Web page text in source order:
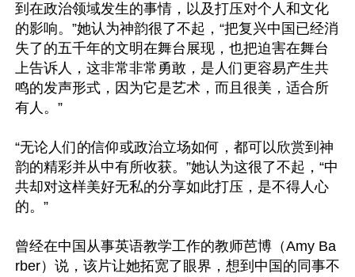
到在政治领域发生的事情，以及打压对个人和文化
的影响。”她认为神韵很了不起，“把复兴中国已经消
失了的五千年的文明在舞台展现，也把迫害在舞台
上告诉人，这非常非常勇敢，是人们更容易产生共
鸣的发声形式，因为它是艺术，而且很美，适合所
有人。”
“无论人们的信仰或政治立场如何，都可以欣赏到神
韵的精彩并从中有所收获。”她认为这很了不起，“中
共却对这样美好无私的分享如此打压，是不得人心
的。”
曾经在中国从事英语教学工作的教师芭博（Amy Ba
rber）说，该片让她拓宽了眼界，想到中国的同事不